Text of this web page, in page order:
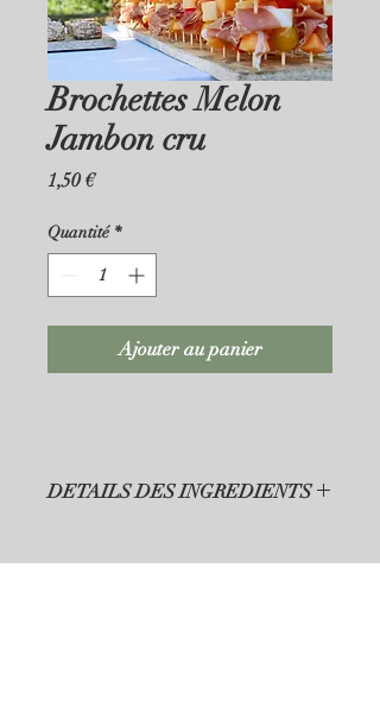
Brochettes Melon
Jambon cru
1,50 €Prix
Quantité *
Ajouter au panier
DETAILS DES INGREDIENTS
Tomate cerise , Emmental